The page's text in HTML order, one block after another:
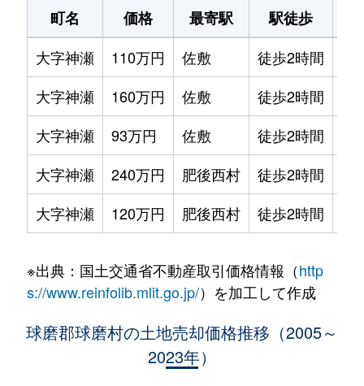
町名 価格 最寄駅 駅徒歩
大字神瀬
110万円 佐敷 徒歩2時間
大字神瀬
160万円 佐敷 徒歩2時間
大字神瀬
93万円 佐敷 徒歩2時間
大字神瀬
240万円 肥後西村 徒歩2時間
大字神瀬
120万円 肥後西村 徒歩2時間
※出典：国土交通省不動産取引価格情報（http
s://www.reinfolib.mlit.go.jp/）を加工して作成
球磨郡球磨村の土地売却価格推移（2005～
2023年）